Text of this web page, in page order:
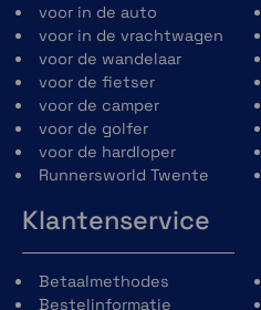
voor in de auto
voor in de vrachtwagen
voor de wandelaar
voor de fietser
voor de camper
voor de golfer
voor de hardloper
Runnersworld Twente
Klantenservice
Betaalmethodes
Bestelinformatie